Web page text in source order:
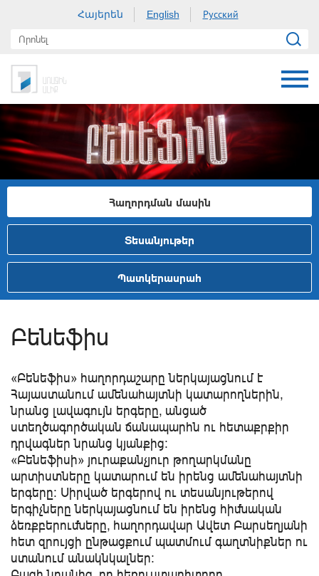
Հայերեն English Русский
Հաղորդման մասին
Տեսանյութեր
Պատկերասրահ
Բենեֆիս
«Բենեֆիս» հաղորդաշարը ներկայացնում է
Հայաստանում ամենահայտնի կատարողներին,
նրանց լավագույն երգերը, անցած
ստեղծագործական ճանապարհն ու հետաքրքիր
դրվագներ նրանց կյանքից:
«Բենեֆիսի» յուրաքանչյուր թողարկմանը
արտիստները կատարում են իրենց ամենահայտնի
երգերը: Սիրված երգերով ու տեսանյութերով
երգիչները ներկայացնում են իրենց հիմնական
ձեռքբերումները, հաղորդավար Ավետ Բարսեղյանի
հետ զրույցի ընթացքում պատմում գաղտնիքներ ու
ստանում անակնկալներ: